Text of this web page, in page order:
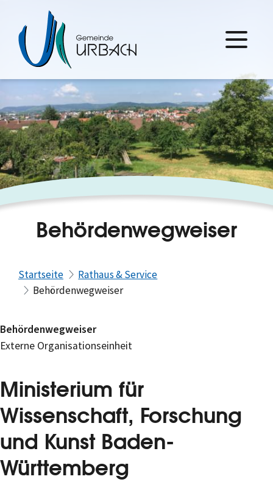
Behördenwegweiser
Startseite
Rathaus & Service
Behördenwegweiser
Behördenwegweiser
Externe Organisationseinheit
Ministerium für
Wissenschaft, Forschung
und Kunst Baden-
Württemberg